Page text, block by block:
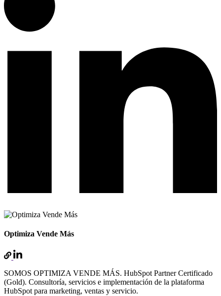
Optimiza Vende Más
SOMOS OPTIMIZA VENDE MÁS. HubSpot Partner Certificado
(Gold). Consultoría, servicios e implementación de la plataforma
HubSpot para marketing, ventas y servicio.